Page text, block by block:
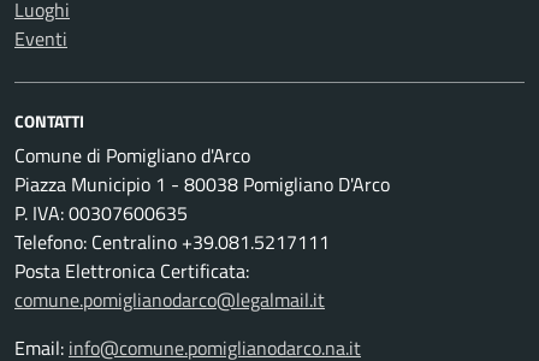
Luoghi
Eventi
CONTATTI
Comune di Pomigliano d'Arco
Piazza Municipio 1 - 80038 Pomigliano D'Arco
P. IVA: 00307600635
Telefono: Centralino +39.081.5217111
Posta Elettronica Certificata:
comune.pomiglianodarco@legalmail.it
Email: info@comune.pomiglianodarco.na.it